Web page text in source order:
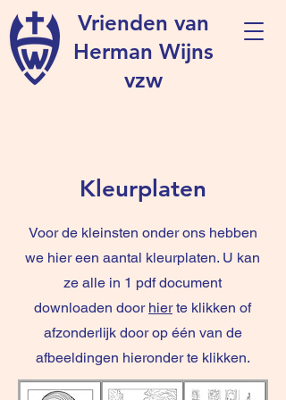
Vrienden van
Herman Wijns
vzw
Kleurplaten
Voor de kleinsten onder ons hebben
we hier een aantal kleurplaten. U kan
ze alle in 1 pdf document
downloaden door hierte klikken of
afzonderlijk door op één van de
afbeeldingen hieronder te klikken.